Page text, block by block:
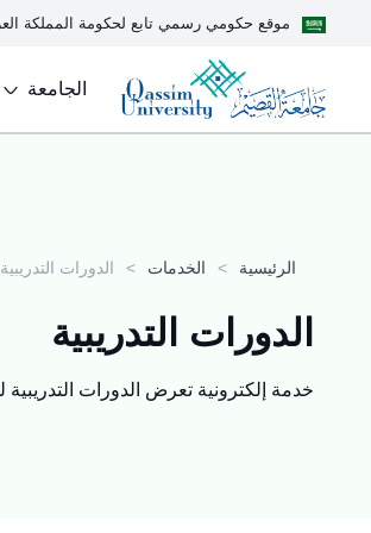
موقع حكومي رسمي تابع لحكومة المملكة
الجامعة
الرئيسية > الخدمات > الدورات التدريبية
الدورات التدريبية
خدمة إلكترونية تعرض الدورات التدريبية